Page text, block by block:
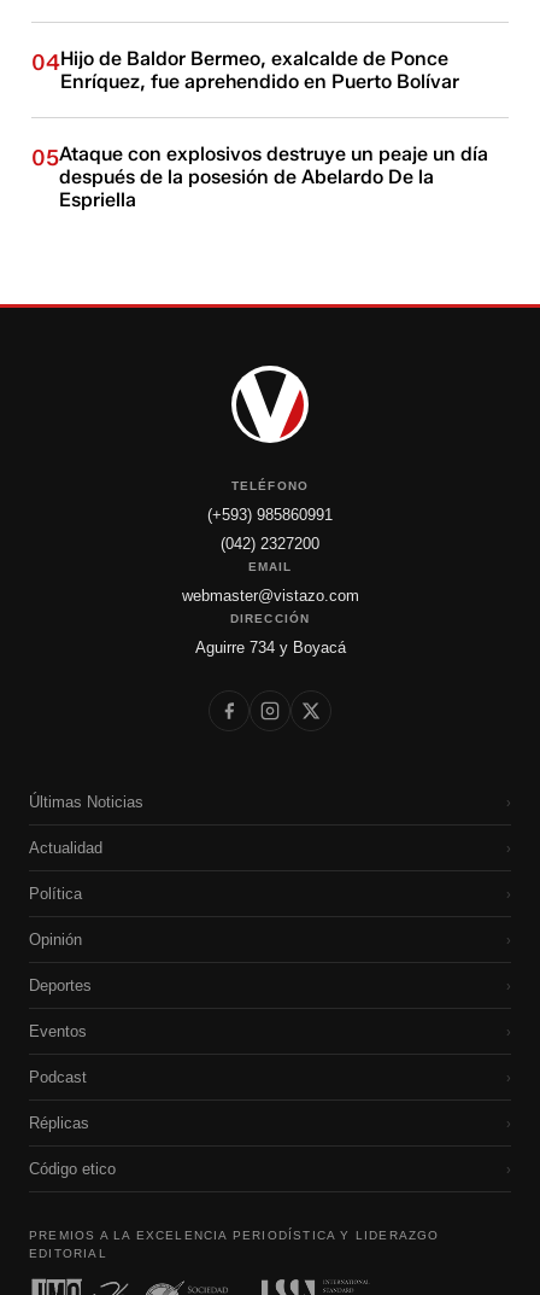
04Hijo de Baldor Bermeo, exalcalde de Ponce
Enríquez, fue aprehendido en Puerto Bolívar
05Ataque con explosivos destruye un peaje un día
después de la posesión de Abelardo De la
Espriella
TELÉFONO
(+593) 985860991
(042) 2327200
EMAIL
webmaster@vistazo.com
DIRECCIÓN
Aguirre 734 y Boyacá
Últimas Noticias ›
Actualidad ›
Política ›
Opinión ›
Deportes ›
Eventos ›
Podcast ›
Réplicas ›
Código etico ›
PREMIOS A LA EXCELENCIA PERIODÍSTICA Y LIDERAZGO
EDITORIAL